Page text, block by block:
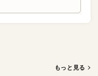
もっと見る